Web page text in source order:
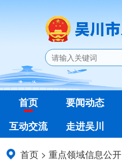
首页 要闻动态
互动交流
走进吴川
首页 >重点领域信息公开